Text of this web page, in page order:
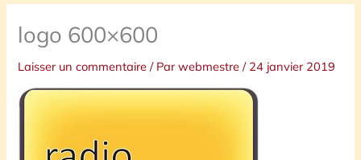
logo 600×600
Laisser un commentaire / Parwebmestre/ 24 janvier 2019